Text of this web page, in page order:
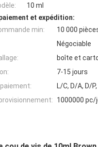
10 ml
et expédition:
min:
10 000
Négociable
boîte et
7-15 jours
L/C, D/A, D/
1000000 pc/